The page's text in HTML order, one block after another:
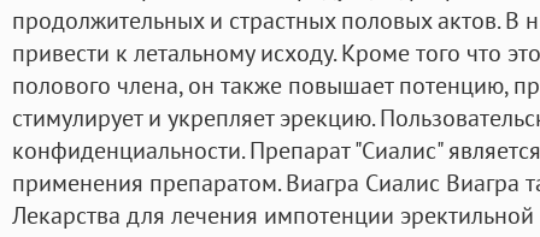
продолжительных и страстных половых актов. В
привести к летальному исходу. Кроме того что
полового члена, он также повышает потенцию,
стимулирует и укрепляет эрекцию.
конфиденциальности. Препарат "Сиалис"
применения препаратом. Виагра Сиалис Виагра
Лекарства для лечения импотенции